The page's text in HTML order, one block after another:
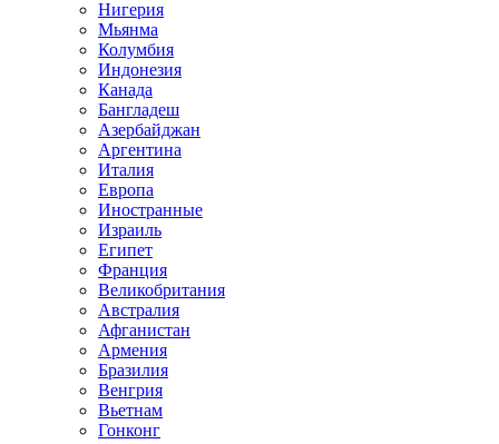
Нигерия
Мьянма
Колумбия
Индонезия
Канада
Бангладеш
Азербайджан
Аргентина
Италия
Европа
Иностранные
Израиль
Египет
Франция
Великобритания
Австралия
Афганистан
Армения
Бразилия
Венгрия
Вьетнам
Гонконг